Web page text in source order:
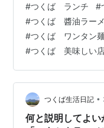
店では一番上の欄が
ワンタン麺」を注文
れました。とっても
スープなんでしょう
にしみていきます。
も麺自体の美味しさ
#つくば ランチ #
#つくば 醬油ラー
#つくば ワンタン
#つくば 美味しい
つくば生活日記 •
何と説明してよ